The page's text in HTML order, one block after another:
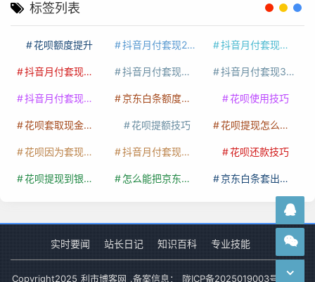
标签列表
花呗额度提升 抖音月付套现24小时接单 抖音月付套现怎么套
抖音月付套现多少手续费 抖音月付套现商家有哪些 抖音月付套现30秒技巧
抖音月付套现最新方法 京东白条额度提升 花呗使用技巧
花呗套取现金最佳方法 花呗提额技巧 花呗提现怎么操作
花呗因为套现被限额了这种情况要多久才会好 抖音月付套现秒回100起 花呗还款技巧
花呗提现到银行卡 怎么能把京东白条额度钱套出来 京东白条套出来手续费多少
实时要闻 站长日记 知识百科 专业技能
Copyright2025 利市博客网 .备案信息： 陇ICP备2025019003号-1